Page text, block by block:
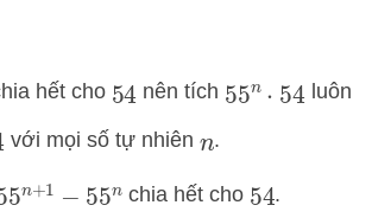
hết cho 54 nên tích 55n ⋅ 54 luôn
với mọi số tự nhiên n.
n+ 1− 55nchia hết cho 54.